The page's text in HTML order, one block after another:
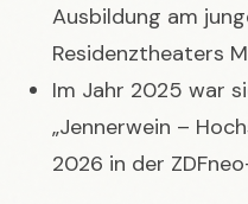
Ausbildung am
Residenztheaters
Im Jahr 2025 war
„Jennerwein –
2026 in der